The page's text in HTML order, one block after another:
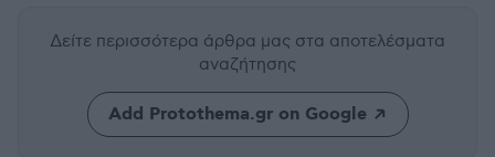
Δείτε περισσότερα άρθρα μας στα αποτελέσματα
αναζήτησης
Add Protothema.gr on Google